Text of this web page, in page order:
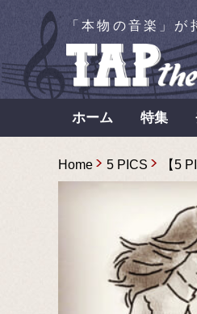
「本物の音楽」が
ホーム 特集
Home 5 PICS 【5